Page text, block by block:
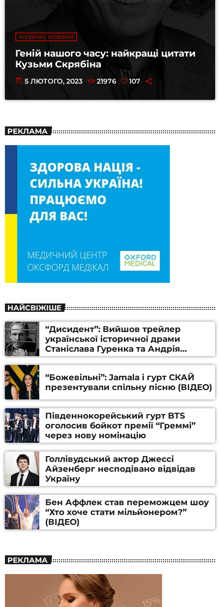
МУЗИЧНІ НОВИНИ
Геній нашого часу: найкращі цитати
Кузьми Скрябіна
today 5 ЛЮТОГО, 2023 21976 107
РЕКЛАМА
НАЙСВІЖІШЕ
“Дисидент”: Вийшов трейлер
української історичної драми
Станіслава Гуренка та Андрія
Алфьорова (ВІДЕО)
“Божевільні”: Jamala і гурт СКАЙ
презентували спільну пісню (ВІДЕО)
Південнокорейський гурт BTS
оголосив бойкот премії “Греммі”
через нову номінацію
Голлівудський актор Джессі
Айзенберг несподівано відвідав
Україну
Бен Аффлек став переможцем шоу
“Хто хоче стати мільйонером?”
(ВІДЕО)
РЕКЛАМА